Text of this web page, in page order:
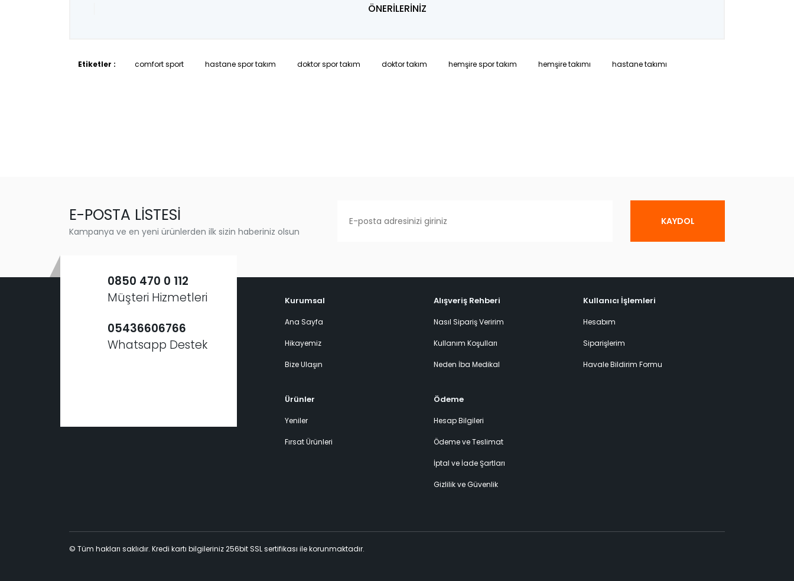
ÖNERİLERİNİZ
Etiketler : comfort sport hastane spor takım doktor spor takım doktor takım hemşire spor takım hemşire takımı hastane takımı
E-POSTA LİSTESİ
Kampanya ve en yeni ürünlerden ilk sizin haberiniz olsun
KAYDOL
0850 470 0 112
Müşteri Hizmetleri
05436606766
Whatsapp Destek
Kurumsal
Ana Sayfa
Hikayemiz
Bize Ulaşın
Alışveriş Rehberi
Nasıl Sipariş Veririm
Kullanım Koşulları
Neden İba Medikal
Ürünler
Yeniler
Fırsat Ürünleri
Ödeme
Hesap Bilgileri
Ödeme ve Teslimat
İptal ve İade Şartları
Gizlilik ve Güvenlik
Kullanıcı İşlemleri
Hesabım
Siparişlerim
Havale Bildirim Formu
© Tüm hakları saklıdır. Kredi kartı bilgileriniz 256bit SSL sertifikası ile korunmaktadır.